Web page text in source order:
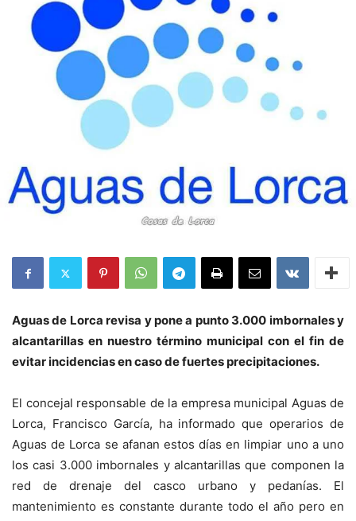
Aguas de Lorca revisa y pone a punto 3.000 imbornales y
alcantarillas en nuestro término municipal con el fin de
evitar incidencias en caso de fuertes precipitaciones.
El concejal responsable de la empresa municipal Aguas de
Lorca, Francisco García, ha informado que operarios de
Aguas de Lorca se afanan estos días en limpiar uno a uno
los casi 3.000 imbornales y alcantarillas que componen la
red de drenaje del casco urbano y pedanías. El
mantenimiento es constante durante todo el año pero en